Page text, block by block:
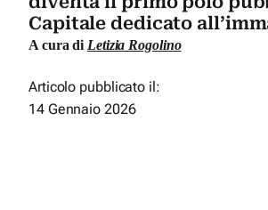
Capitale dedicato
A cura diLetizia Rogolino
Articolo pubblicato il:
14 Gennaio 2026